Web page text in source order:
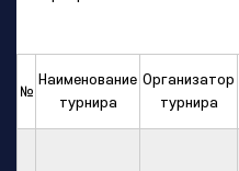
№
Наименование
турнира
Организатор
турнира